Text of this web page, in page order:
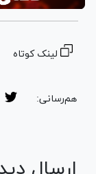
لینک کوتاه
هم‌رسانی: